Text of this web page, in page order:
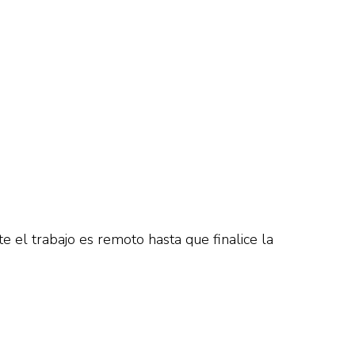
el trabajo es remoto hasta que finalice la